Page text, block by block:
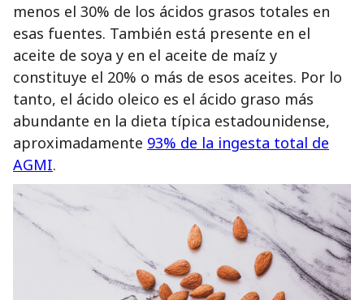
menos el 30% de los ácidos grasos totales en
esas fuentes. También está presente en el
aceite de soya y en el aceite de maíz y
constituye el 20% o más de esos aceites. Por lo
tanto, el ácido oleico es el ácido graso más
abundante en la dieta típica estadounidense,
aproximadamente 93% de la ingesta total de
AGMI.